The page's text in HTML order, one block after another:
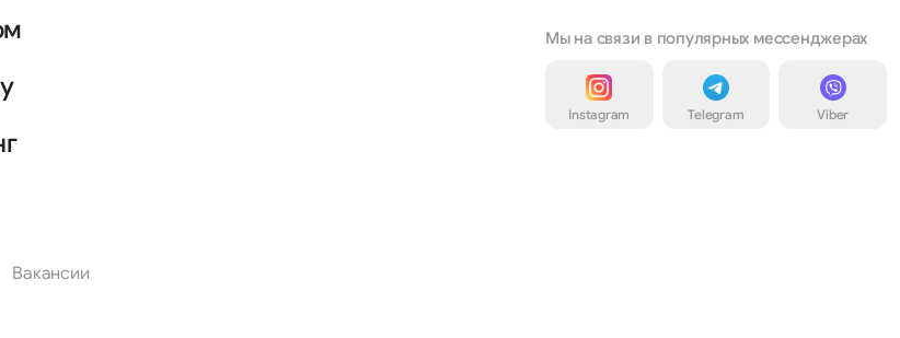
Вакансии
Мы на связи в популярных мессенджерах
Instagram Telegram Viber